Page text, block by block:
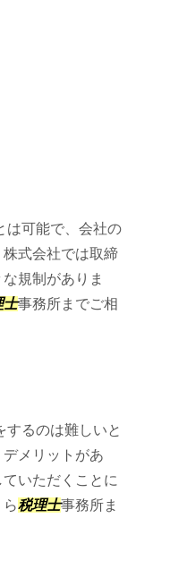
は可能で、会社の
式会社では取締
規制がありま
士事務所までご相
するのは難しいと
メリットがあ
いただくことに
税理士事務所ま